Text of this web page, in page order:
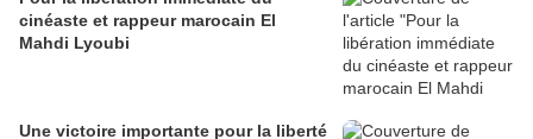
cinéaste et rappeur marocain El
Mahdi Lyoubi
Une victoire importante pour la liberté